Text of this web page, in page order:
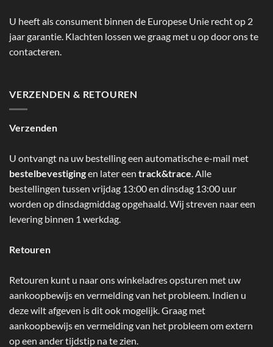
U heeft als consument binnen de Europese Unie recht op 2
jaar garantie. Klachten lossen we graag met u op door ons te
contacteren.
VERZENDEN & RETOUREN
Verzenden
U ontvangt na uw bestelling een automatische e-mail met
bestelbevestigingen later een track&trace . Alle
bestellingen tussen vrijdag 13:00 en dinsdag 13:00 uur
worden op dinsdagmiddag opgehaald. Wij streven naar een
levering binnen 1 werkdag.
Retouren
Retouren kunt u naar ons winkeladres opsturen met uw
aankoopbewijs en vermelding van het probleem. Indien u
deze wilt afgeven is dit ook mogelijk. Graag met
aankoopbewijs en vermelding van het probleem om extern
op een ander tijdstip na te zien.